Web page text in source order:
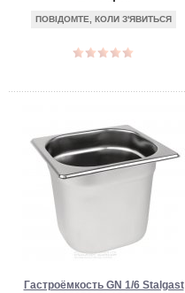
ПОВІДОМТЕ, КОЛИ З'ЯВИТЬСЯ
Гастроёмкость GN 1/6 Stalgast